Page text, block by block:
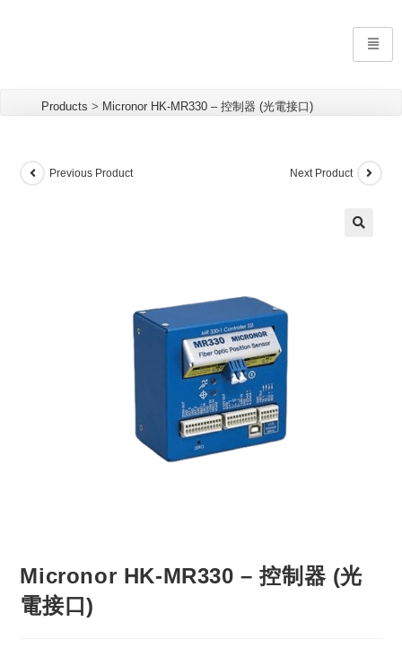
Products > Micronor HK-MR330 – 控制器 (光電接口)
Previous Product Next Product
Micronor HK-MR330 – 控制器 (光
電接口)